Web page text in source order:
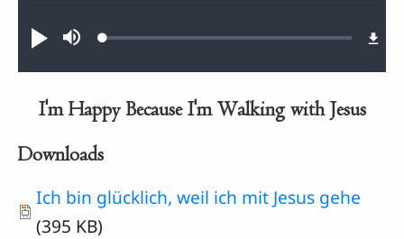
AbspielenStummLoaded:
I'm Happy Because I'm Walking with Jesus
Downloads
Document
Ich bin glücklich, weil ich mit Jesus gehe
(395 KB)